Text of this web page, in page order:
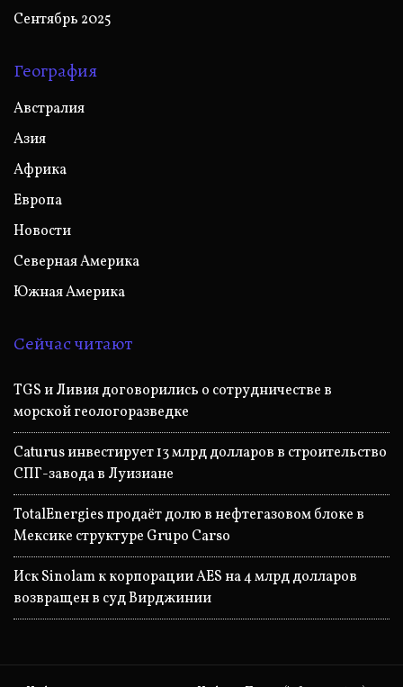
Сентябрь 2025
География
Австралия
Азия
Африка
Европа
Новости
Северная Америка
Южная Америка
Сейчас читают
TGS и Ливия договорились о сотрудничестве в
морской геологоразведке
Caturus инвестирует 13 млрд долларов в строительство
СПГ-завода в Луизиане
TotalEnergies продаёт долю в нефтегазовом блоке в
Мексике структуре Grupo Carso
Иск Sinolam к корпорации AES на 4 млрд долларов
возвращен в суд Вирджинии